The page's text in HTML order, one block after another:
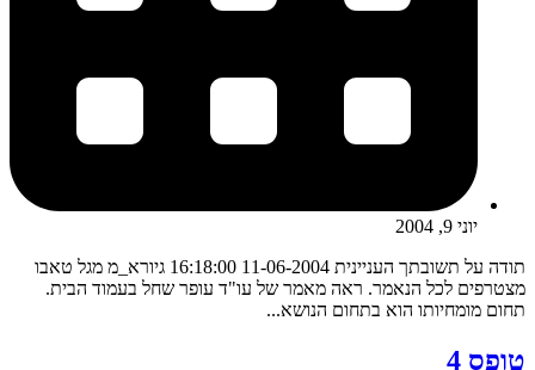
יוני 9, 2004
תודה על תשובתך העניינית 11-06-2004 16:18:00 גיורא_מ מגל טאבו
מצטרפים לכל הנאמר. ראה מאמר של עו"ד עופר שחל בעמוד הבית.
תחום מומחיותו הוא בתחום הנושא...
טופס 4